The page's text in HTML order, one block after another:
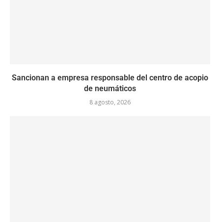
Sancionan a empresa responsable del centro de acopio
de neumáticos
8 agosto, 2026